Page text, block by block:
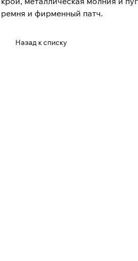
ремня и фирменный патч.
Назад к списку